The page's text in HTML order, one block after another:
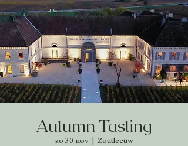
Autumn Tasting
zo 30 nov
  |
Zoutleeuw